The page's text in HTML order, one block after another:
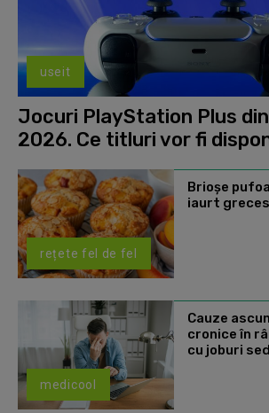
useit
Jocuri PlayStation Plus
2026. Ce titluri vor fi
rețete fel de fel
Brioșe
iaurt
medicool
Cauze
cronice în
cu joburi